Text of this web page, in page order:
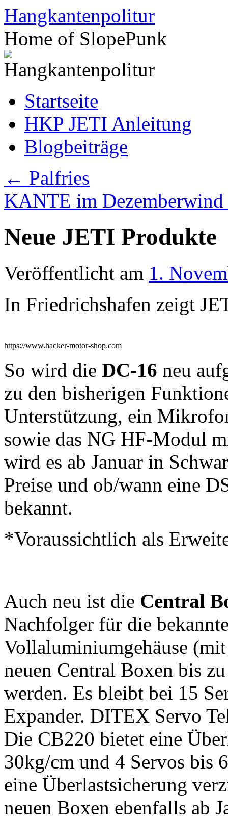
Zum
Inhalt
springen
Hangkantenpolitur
Home of SlopePunk
Startseite
HKP JETI Anleitung
Blogbeiträge
← Palfries
KANTE im Dezemberwind
Neue JETI Produkte
Veröffentlicht am 1.
In Friedrichshafen zeigt
https://www.hacker-motor-shop.com
So wird die DC-16 neu
zu den bisherigen
Unterstützung, ein
sowie das NG HF-Modul
wird es ab Januar in
Preise und ob/wann eine
bekannt.
*Voraussichtlich als
Auch neu ist die Central
Nachfolger für die
Vollaluminiumgehäuse
neuen Central Boxen bis
werden. Es bleibt bei 15
Expander. DITEX Servo
Die CB220 bietet eine
30kg/cm und 4 Servos bis
eine Überlastsicherung
neuen Boxen ebenfalls ab